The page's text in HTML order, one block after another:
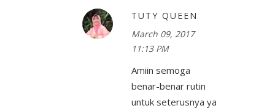
TUTY QUEEN
March 09, 2017
11:13 PM
Amiin semoga
benar-benar rutin
untuk seterusnya ya